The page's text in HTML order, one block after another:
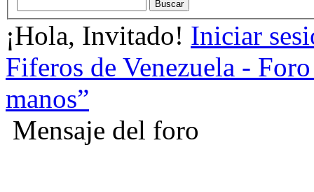
¡Hola, Invitado! Iniciar
Fiferos de Venezuela -
manos”
Mensaje del foro